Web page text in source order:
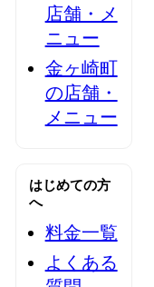
店舗・メ
ニュー
金ヶ崎町
の店舗・
メニュー
はじめての方
へ
料金一覧
よくある